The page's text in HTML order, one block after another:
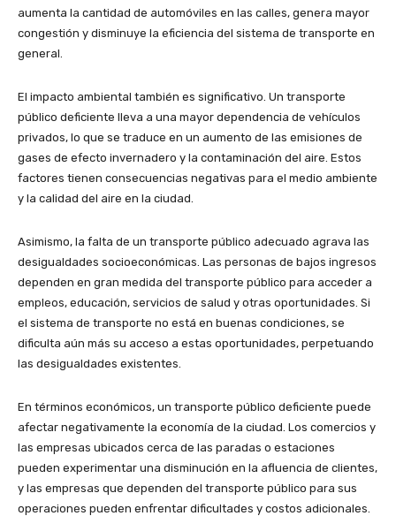
aumenta la cantidad de automóviles en las calles, genera mayor
congestión y disminuye la eficiencia del sistema de transporte en
general.
El impacto ambiental también es significativo. Un transporte
público deficiente lleva a una mayor dependencia de vehículos
privados, lo que se traduce en un aumento de las emisiones de
gases de efecto invernadero y la contaminación del aire. Estos
factores tienen consecuencias negativas para el medio ambiente
y la calidad del aire en la ciudad.
Asimismo, la falta de un transporte público adecuado agrava las
desigualdades socioeconómicas. Las personas de bajos ingresos
dependen en gran medida del transporte público para acceder a
empleos, educación, servicios de salud y otras oportunidades. Si
el sistema de transporte no está en buenas condiciones, se
dificulta aún más su acceso a estas oportunidades, perpetuando
las desigualdades existentes.
En términos económicos, un transporte público deficiente puede
afectar negativamente la economía de la ciudad. Los comercios y
las empresas ubicados cerca de las paradas o estaciones
pueden experimentar una disminución en la afluencia de clientes,
y las empresas que dependen del transporte público para sus
operaciones pueden enfrentar dificultades y costos adicionales.